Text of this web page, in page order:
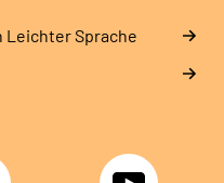
Sprache
YouTube